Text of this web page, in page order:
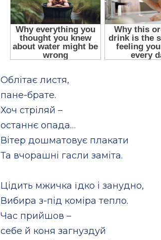
Облітає листя,
пане-брате.
Хоч стріляй –
останнє опада…
Вітер дошматовує плакати
Та вчорашні гасли заміта.
Цідить мжичка їдко і занудно,
Вибира з-під коміра тепло.
Час прийшов –
себе й коня загнуздуй